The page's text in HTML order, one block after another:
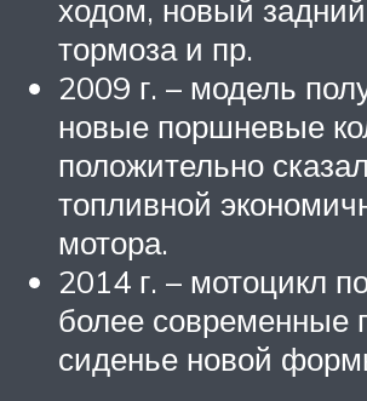
ходом, новый
тормоза и пр.
2009 г. – модель
новые поршневые
положительно
топливной
мотора.
2014 г. – мотоцикл
более современные
сиденье новой